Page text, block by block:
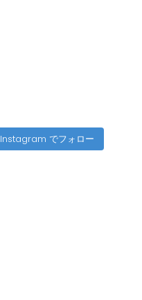
Instagram でフォロー